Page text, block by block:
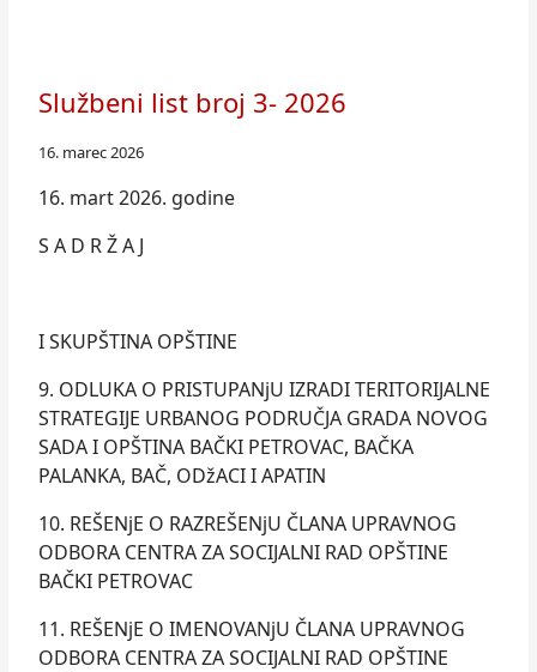
Službeni list broj 3- 2026
16. marec 2026
16. mart 2026. godine
S A D R Ž A J
I SKUPŠTINA OPŠTINE
9. ODLUKA O PRISTUPANjU IZRADI TERITORIJALNE
STRATEGIJE URBANOG PODRUČJA GRADA NOVOG
SADA I OPŠTINA BAČKI PETROVAC, BAČKA
PALANKA, BAČ, ODžACI I APATIN
10. REŠENjE O RAZREŠENjU ČLANA UPRAVNOG
ODBORA CENTRA ZA SOCIJALNI RAD OPŠTINE
BAČKI PETROVAC
11. REŠENjE O IMENOVANjU ČLANA UPRAVNOG
ODBORA CENTRA ZA SOCIJALNI RAD OPŠTINE